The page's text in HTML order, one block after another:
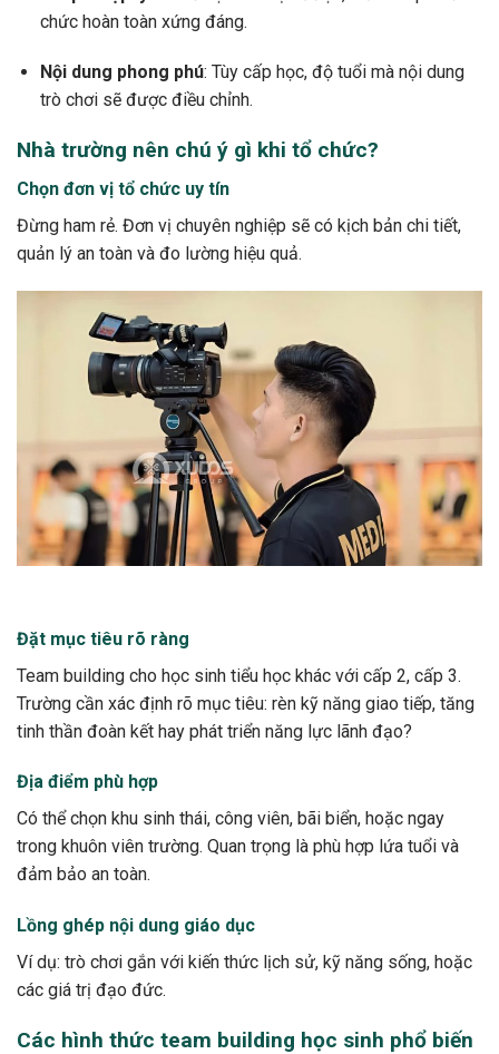
chức hoàn toàn xứng đáng.
Nội dung phong phú: Tùy cấp học, độ tuổi mà nội dung
trò chơi sẽ được điều chỉnh.
Nhà trường nên chú ý gì khi tổ chức?
Chọn đơn vị tổ chức uy tín
Đừng ham rẻ. Đơn vị chuyên nghiệp sẽ có kịch bản chi tiết,
quản lý an toàn và đo lường hiệu quả.
Đặt mục tiêu rõ ràng
Team building cho học sinh tiểu học khác với cấp 2, cấp 3.
Trường cần xác định rõ mục tiêu: rèn kỹ năng giao tiếp, tăng
tinh thần đoàn kết hay phát triển năng lực lãnh đạo?
Địa điểm phù hợp
Có thể chọn khu sinh thái, công viên, bãi biển, hoặc ngay
trong khuôn viên trường. Quan trọng là phù hợp lứa tuổi và
đảm bảo an toàn.
Lồng ghép nội dung giáo dục
Ví dụ: trò chơi gắn với kiến thức lịch sử, kỹ năng sống, hoặc
các giá trị đạo đức.
Các hình thức team building học sinh phổ biến